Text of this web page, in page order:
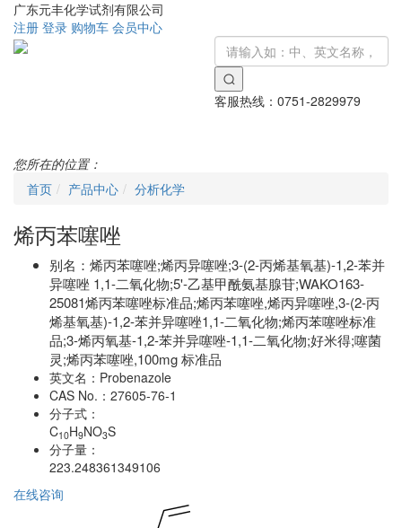
广东元丰化学试剂有限公司
注册 登录 购物车 会员中心
客服热线： 0751-2829979
您所在的位置：
首页
产品中心 分析化学
烯丙苯噻唑
别名： 烯丙苯噻唑;烯丙异噻唑;3-(2-丙烯基氧基)-1,2-苯并
异噻唑 1,1-二氧化物;5'-乙基甲酰氨基腺苷;WAKO163-
25081烯丙苯噻唑标准品;烯丙苯噻唑,烯丙异噻唑,3-(2-丙
烯基氧基)-1,2-苯并异噻唑1,1-二氧化物;烯丙苯噻唑标准
品;3-烯丙氧基-1,2-苯并异噻唑-1,1-二氧化物;好米得;噻菌
灵;烯丙苯噻唑,100mg 标准品
英文名： Probenazole
CAS No.： 27605-76-1
分子式：
C10H9NO3S
分子量：
223.248361349106
在线咨询